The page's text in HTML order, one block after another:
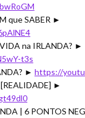
que SABER ►
na IRLANDA? ►
t3s
► https://
►
| 6 PONTOS